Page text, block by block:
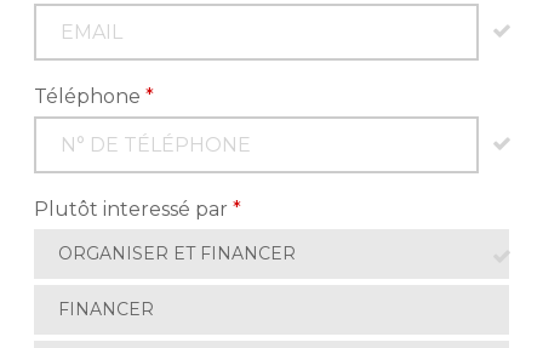
Téléphone*
Plutôt interessé par*
ORGANISER ET FINANCER
FINANCER